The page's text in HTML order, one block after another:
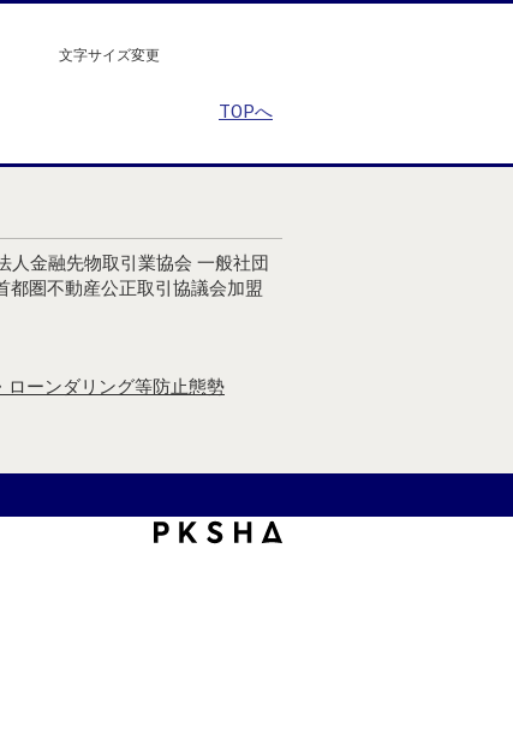
文字サイズ変更
TOPへ
金融先物取引業協会 一般社団
都圏不動産公正取引協議会加盟
ローンダリング等防止態勢